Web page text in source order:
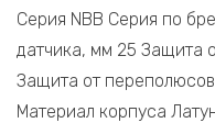
Серия NBB Серия по
датчика, мм 25 Защита
Защита от
Материал корпуса